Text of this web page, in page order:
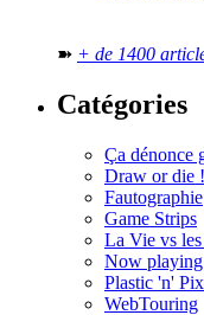
➽ + de 1400
Catégories
Ça dénonce
Draw or die !
Fautographie
Game Strips
La Vie vs
Now playing
Plastic 'n'
WebTouring